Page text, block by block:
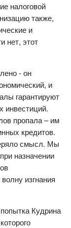
налоговой
также,
и
нет, этот
- он
и
гарантируют
инвестиций.
пропала – им
кредитов.
смысл. Мы
назначении
изгнания
Кудрина